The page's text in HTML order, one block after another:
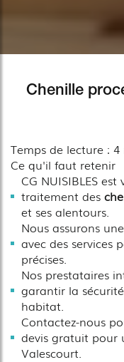
Chenille
Temps de lecture :
Ce qu'il faut retenir
CG NUISIBLES
traitement des
et ses alentours.
Nous assurons
avec des services
précises.
Nos prestataires
garantir la
habitat.
Contactez-nous
devis gratuit pour
Valescourt.